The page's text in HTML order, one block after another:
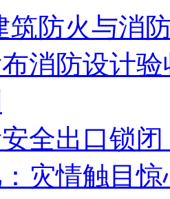
筑防火与消
消防设计
全出口锁
灾情触目